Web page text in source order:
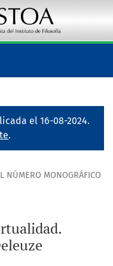
lector de
el 16-08-2024.
.
NÚMERO MONOGRÁFICO